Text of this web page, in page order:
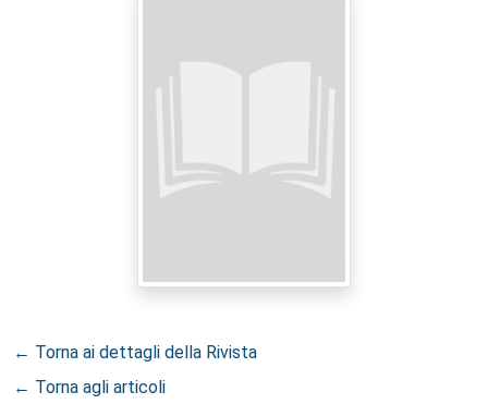
← Torna ai dettagli della Rivista
← Torna agli articoli